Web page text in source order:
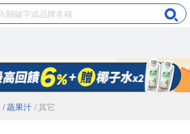
/ 蔬果汁 / 其它